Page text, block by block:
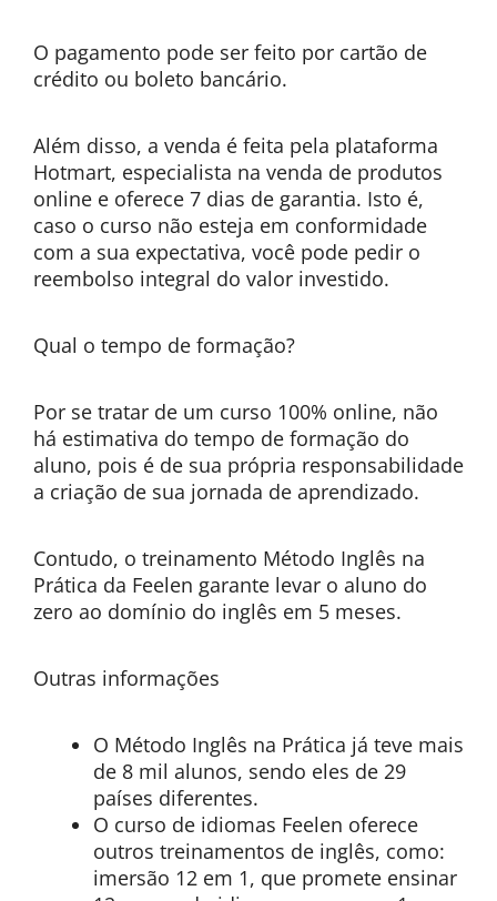
O pagamento pode ser feito por cartão de
crédito ou boleto bancário.
Além disso, a venda é feita pela plataforma
Hotmart, especialista na venda de produtos
online e oferece 7 dias de garantia. Isto é,
caso o curso não esteja em conformidade
com a sua expectativa, você pode pedir o
reembolso integral do valor investido.
Qual o tempo de formação?
Por se tratar de um curso 100% online, não
há estimativa do tempo de formação do
aluno, pois é de sua própria responsabilidade
a criação de sua jornada de aprendizado.
Contudo, o treinamento Método Inglês na
Prática da Feelen garante levar o aluno do
zero ao domínio do inglês em 5 meses.
Outras informações
O Método Inglês na Prática já teve mais
de 8 mil alunos, sendo eles de 29
países diferentes.
O curso de idiomas Feelen oferece
outros treinamentos de inglês, como:
imersão 12 em 1, que promete ensinar